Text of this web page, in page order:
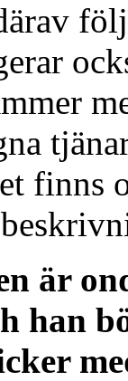
finns
är
han